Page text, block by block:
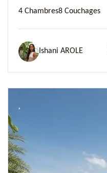
4 Chambres8 Couchages
Ishani AROLE